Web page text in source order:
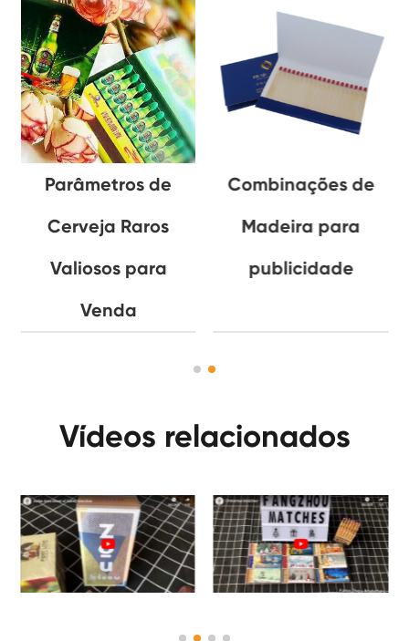
Parâmetros de
Cerveja Raros
Valiosos para
Venda
Combinações de
Madeira para
publicidade
Vídeos relacionados